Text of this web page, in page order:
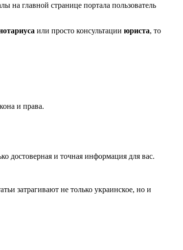
на главной странице портала пользователь
или просто консультации юриста, то
и права.
достоверная и точная информация для вас.
затрагивают не только украинское, но и